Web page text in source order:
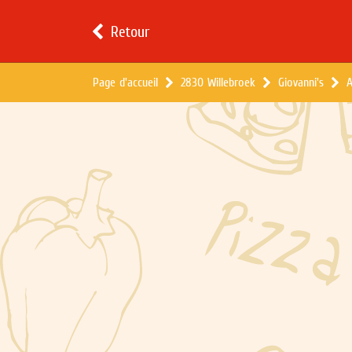
Retour
Page d'accueil 2830 Willebroek Giovanni's